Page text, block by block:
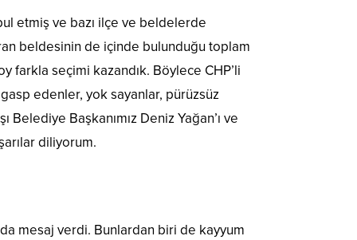
etmiş ve bazı ilçe ve beldelerde
beldesinin de içinde bulunduğu toplam
farkla seçimi kazandık. Böylece CHP’li
gasp edenler, yok sayanlar, pürüzsüz
Belediye Başkanımız Deniz Yağan’ı ve
diliyorum.
mesaj verdi. Bunlardan biri de kayyum